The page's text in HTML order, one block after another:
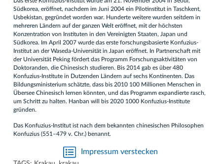
Südkorea, eröffnet, nachdem im Juni 2004 ein Pilotinstitut in Taschkent,
Usbekistan, gegründet worden war. Hunderte weitere wurden seitdem in
mehreren Ländern auf der ganzen Welt eröffnet, mit der höchsten
Konzentration von Instituten in den Vereinigten Staaten, Japan und
Südkorea. Im April 2007 wurde das erste forschungsbasierte Konfuzius-
Institut an der Waseda-Universität in Japan eröffnet. In Partnerschaft mit
der Universität Peking fördert das Programm Forschungsaktivitäten von
Doktoranden, die Chinesisch studieren. Bis 2014 gab es über 480
Konfuzius-Institute in Dutzenden Ländern auf sechs Kontinenten. Das
Bildungsministerium schätzte, dass bis 2010 100 Millionen Menschen in
Übersee Chinesisch lernen könnten, und das Programm expandierte rasch,
um Schritt zu halten. Hanban will bis 2020 1000 Konfuzius-Institute
gründen.
Das Konfuzius-Institut ist nach dem bekannten chinesischen Philosophen
Konfuzius (551–479 v. Chr.) benannt.
Impressum verstecken